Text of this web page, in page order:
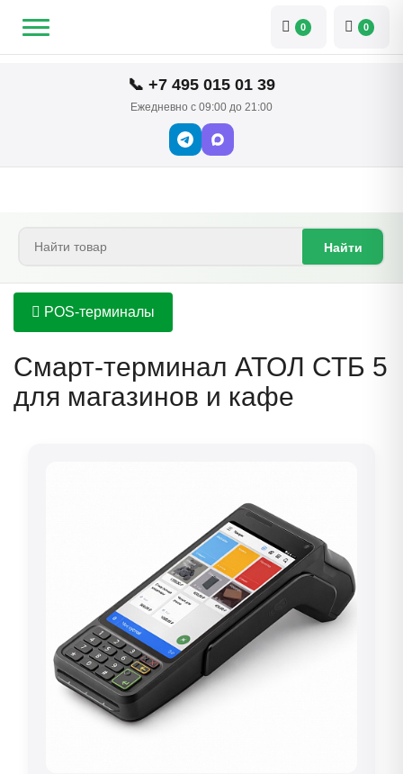
📞 +7 495 015 01 39
Ежедневно с 09:00 до 21:00
0 0
Найти
POS-терминалы
Смарт-терминал АТОЛ СТБ 5
для магазинов и кафе